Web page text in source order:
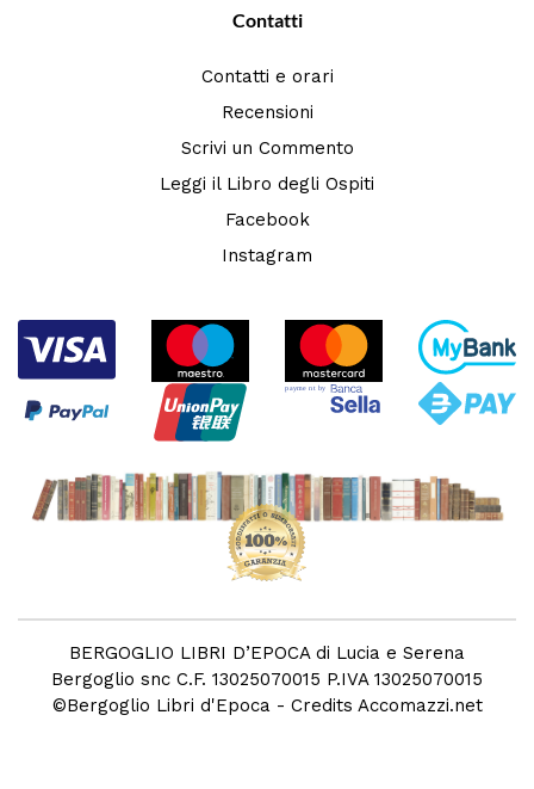
Contatti
Contatti e orari
Recensioni
Scrivi un Commento
Leggi il Libro degli Ospiti
Facebook
Instagram
BERGOGLIO LIBRI D’EPOCA di Lucia e Serena
Bergoglio snc C.F. 13025070015 P.IVA 13025070015
©Bergoglio Libri d'Epoca - Credits Accomazzi.net